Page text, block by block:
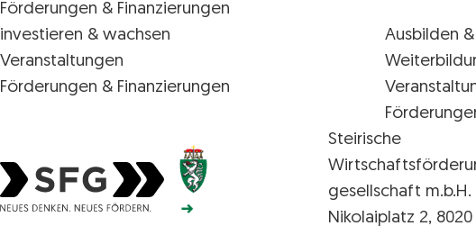
Förderungen & Finanzierungen
investieren & wachsen
Veranstaltungen
Förderungen & Finanzierungen
Ausbilden
Steirische
gesellschaft m.b.H.
Nikolaiplatz 2, 8020